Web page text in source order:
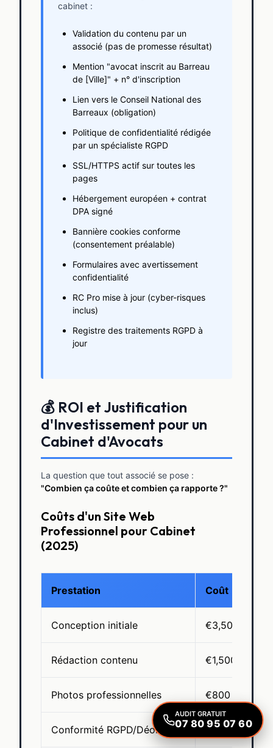
cabinet :
Validation du contenu par un
associé (pas de promesse résultat)
Mention "avocat inscrit au Barreau
de [Ville]" + n° d'inscription
Lien vers le Conseil National des
Barreaux (obligation)
Politique de confidentialité rédigée
par un spécialiste RGPD
SSL/HTTPS actif sur toutes les
pages
Hébergement européen + contrat
DPA signé
Bannière cookies conforme
(consentement préalable)
Formulaires avec avertissement
confidentialité
RC Pro mise à jour (cyber-risques
inclus)
Registre des traitements RGPD à
jour
💰 ROI et Justification
d'Investissement pour un
Cabinet d'Avocats
La question que tout associé se pose :
"Combien ça coûte et combien ça rapporte ?"
Coûts d'un Site Web
Professionnel pour Cabinet
(2025)
Prestation Coût
Conception initiale €3,500 -
Rédaction contenu €1,500 -
Photos professionnelles €800 - €1,500
Conformité RGPD/Déonto €500 - €1,200
AUDIT GRATUIT
07 80 95 07 60